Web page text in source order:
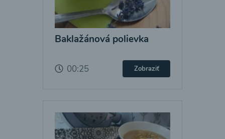
Baklažánová polievka
00:25 Zobraziť